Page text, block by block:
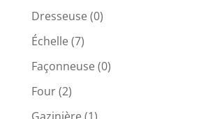
Dresseuse(0)
Échelle(7)
Façonneuse(0)
Four(2)